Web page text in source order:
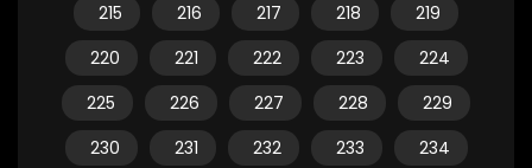
215
216 217 218
219
220
221 222 223
224
225
226 227 228
229
230
231 232 233
234